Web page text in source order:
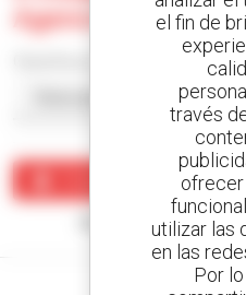
Agence De Fort
Ningún resultado
el fin de
través
ofrecer
utilizar las
en las
Por